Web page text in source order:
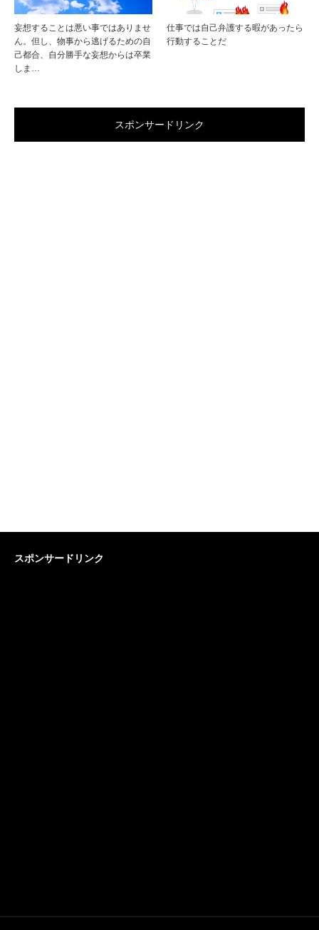
妄想することは悪い事ではありませ
ん。但し、物事から逃げるための自
己都合、自分勝手な妄想からは卒業
しま…
仕事では自己弁護する暇があったら
行動することだ
スポンサードリンク
スポンサードリンク